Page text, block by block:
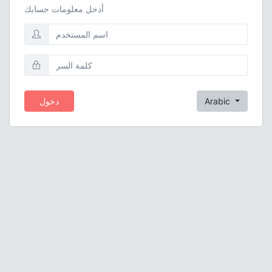
أدخل معلومات حسابك
دخول Arabic